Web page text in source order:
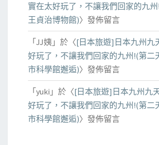
實在太好玩了，不讓我們回家的九
王貞治博物館)〉發佈留言
「JJ姨 」於〈[日本旅遊]日本九州九
好玩了，不讓我們回家的九州!(第二
市科學館邂逅)〉發佈留言
「yuki 」於〈[日本旅遊]日本九州九
好玩了，不讓我們回家的九州!(第二
市科學館邂逅)〉發佈留言